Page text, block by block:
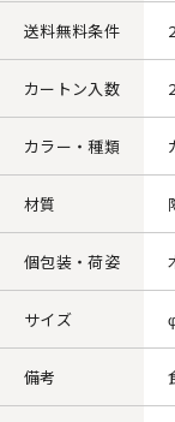
送料無料条件
カートン入数
カラー・種類
材質
個包装・荷姿
サイズ
備考